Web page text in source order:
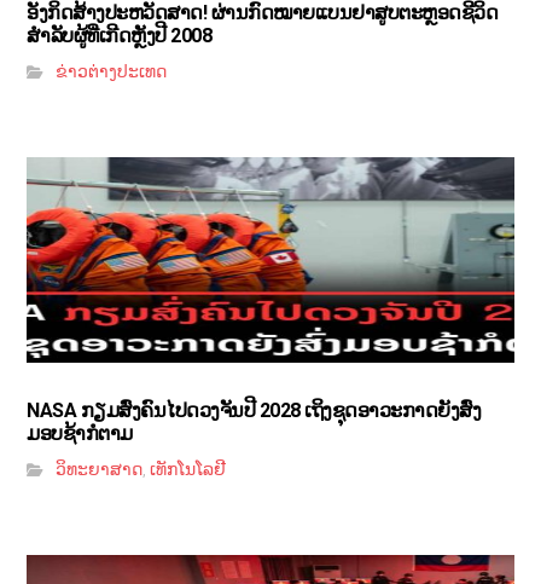
ອັງກິດສ້າງປະຫວັດສາດ! ຜ່ານກົດໝາຍແບນຢາສູບຕະຫຼອດຊີວິດ
ສຳລັບຜູ້ທີ່ເກີດຫຼັງປີ 2008
ຂ່າວຕ່າງປະເທດ
NASA ກຽມສົ່ງຄົນໄປດວງຈັນປີ 2028 ເຖິງຊຸດອາວະກາດຍັງສົ່ງ
ມອບຊ້າກໍຕາມ
ວິທະຍາສາດ,ເທັກໂນໂລຢີ